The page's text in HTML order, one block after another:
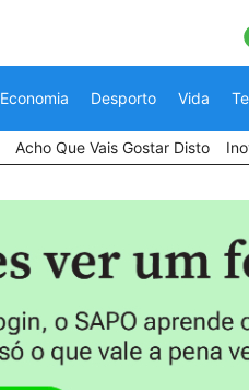
Economia Desporto Vida
Acho Que Vais Gostar Disto